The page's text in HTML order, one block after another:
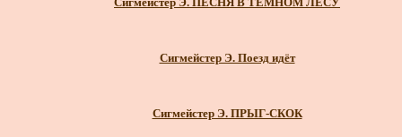
Сигмейстер Э. Поезд идёт
Сигмейстер Э. ПРЫГ-СКОК